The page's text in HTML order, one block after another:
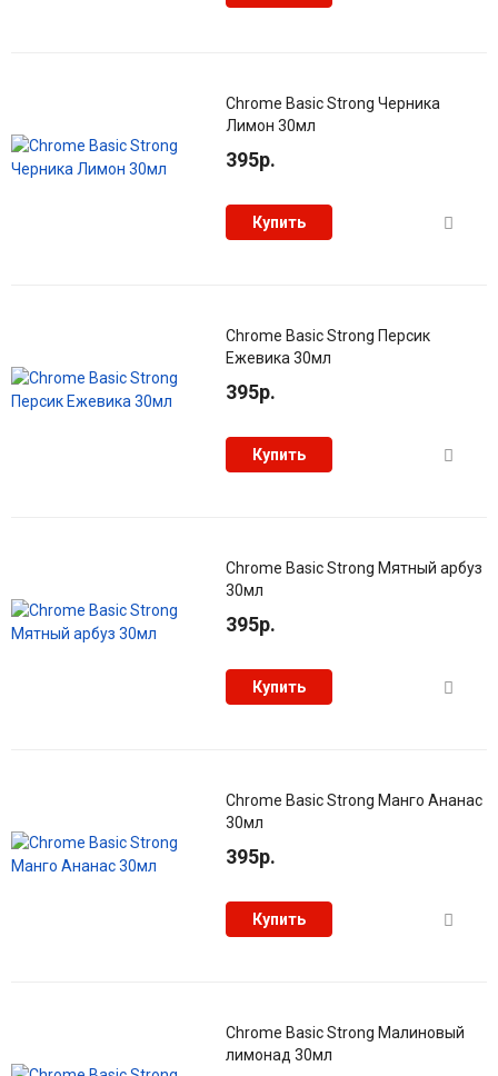
Chrome Basic Strong Черника
Лимон 30мл
395р.
Купить
Chrome Basic Strong Персик
Ежевика 30мл
395р.
Купить
Chrome Basic Strong Мятный арбуз
30мл
395р.
Купить
Chrome Basic Strong Манго Ананас
30мл
395р.
Купить
Chrome Basic Strong Малиновый
лимонад 30мл